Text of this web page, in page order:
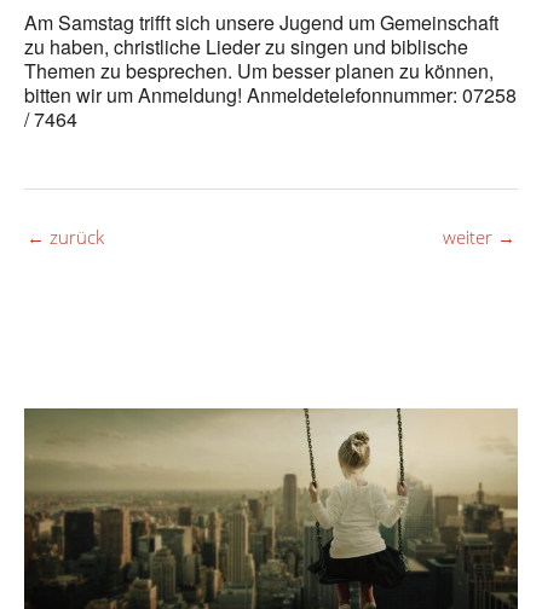
Am Samstag trifft sich unsere Jugend um Gemeinschaft
zu haben, christliche Lieder zu singen und biblische
Themen zu besprechen. Um besser planen zu können,
bitten wir um Anmeldung! Anmeldetelefonnummer: 07258
/ 7464
← zurück weiter →